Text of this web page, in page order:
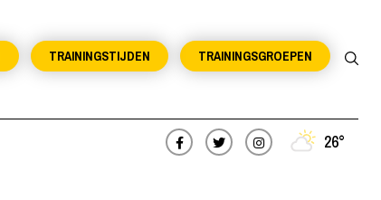
TRAININGSGROEPEN
TRAININGSTIJDEN
26°